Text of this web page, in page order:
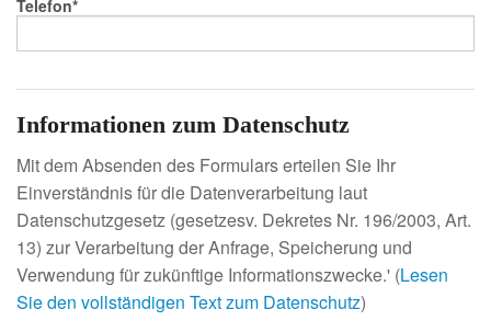
Telefon
Informationen zum Datenschutz
Mit dem Absenden des Formulars erteilen Sie Ihr
Einverständnis für die Datenverarbeitung laut
Datenschutzgesetz (gesetzesv. Dekretes Nr. 196/2003, Art.
13) zur Verarbeitung der Anfrage, Speicherung und
Verwendung für zukünftige Informationszwecke.' (Lesen
Sie den vollständigen Text zum Datenschutz)